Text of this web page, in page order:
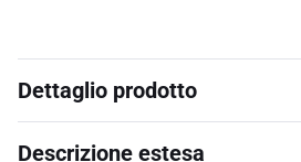
Dettaglio prodotto
Descrizione estesa